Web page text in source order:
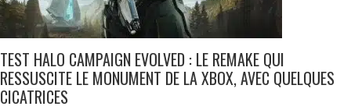
TEST HALO CAMPAIGN EVOLVED : LE REMAKE QUI
RESSUSCITE LE MONUMENT DE LA XBOX, AVEC QUELQUES
CICATRICES